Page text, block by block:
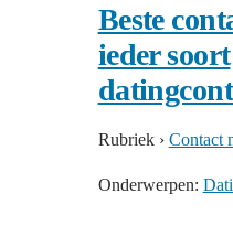
Beste
ieder soort
Rubriek › Contact
Onderwerpen: